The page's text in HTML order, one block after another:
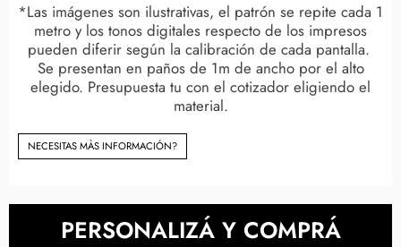
*Las imágenes son ilustrativas, el patrón se repite cada 1
metro y los tonos digitales respecto de los impresos
pueden diferir según la calibración de cada pantalla.
Se presentan en paños de 1m de ancho por el alto
elegido. Presupuesta tu con el cotizador eligiendo el
material.
NECESITAS MÀS INFORMACIÓN?
PERSONALIZÁ Y COMPRÁ